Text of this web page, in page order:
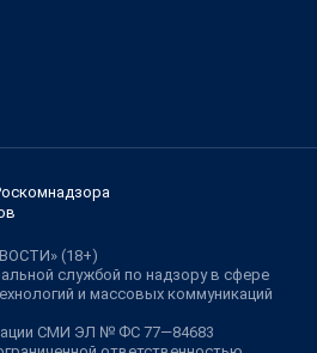
(18+)
службой по надзору в сфере
и массовых коммуникаций
СМИ ЭЛ № ФС 77—84683